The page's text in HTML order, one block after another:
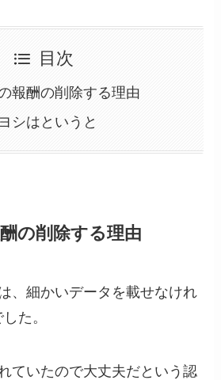
目次
報酬の削除する理由
シはというと
の削除する理由
、細かいデータを載せなけれ
た。
ていたので大丈夫だという認